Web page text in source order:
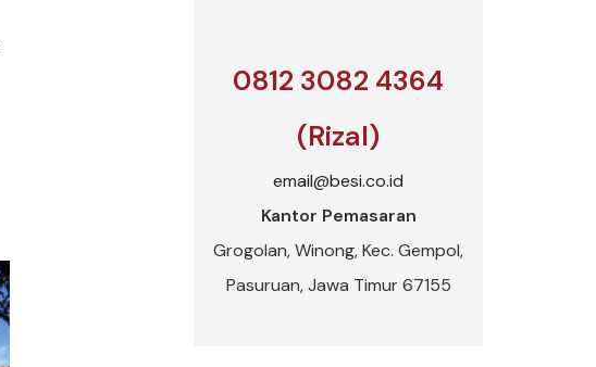
0812 3082 4364
(Rizal)
email@besi.co.id
Kantor Pemasaran
Grogolan, Winong, Kec. Gempol,
Pasuruan, Jawa Timur 67155